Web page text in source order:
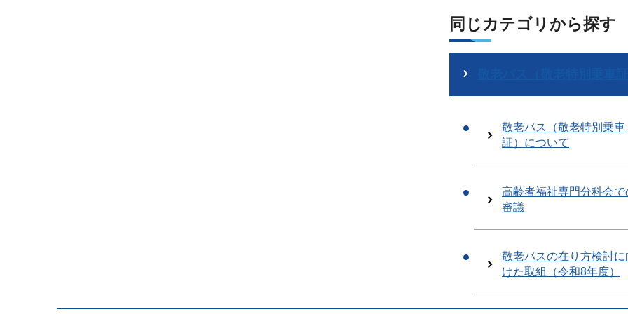
同じカテゴリから探す
敬老パス（敬老特別乗車
証）について
高齢者福祉専門分科会で
審議
敬老パスの在り方検討に
けた取組（令和8年度）